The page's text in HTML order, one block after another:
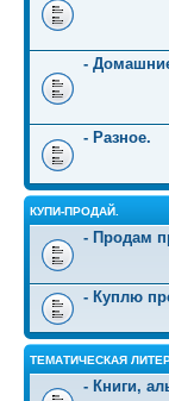
-
- Разное.
КУПИ-ПРОДАЙ.
- Продам
- Куплю
ТЕМАТИЧЕСКАЯ
- Книги,